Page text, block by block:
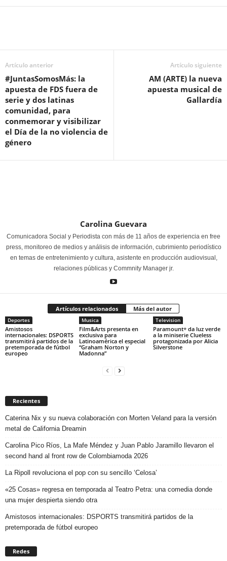
Artículo anterior
#JuntasSomosMás: la
apuesta de FDS fuera de
serie y dos latinas
comunidad, para
conmemorar y visibilizar
el Día de la no violencia de
género
Artículo siguiente
AM (ARTE) la nueva
apuesta musical de
Gallardía
Carolina Guevara
Comunicadora Social y Periodista con más de 11 años de experiencia en free
press, monitoreo de medios y análisis de información, cubrimiento periodístico
en temas de entretenimiento y cultura, asistente en producción audiovisual,
relaciones públicas y Commnity Manager jr.
Artículos relacionados Más del autor
Deportes
Amistosos
internacionales: DSPORTS
transmitirá partidos de la
pretemporada de fútbol
europeo
Musica
Film&Arts presenta en
exclusiva para
Latinoamérica el especial
“Graham Norton y
Madonna”
Television
Paramount+ da luz verde
a la miniserie Clueless
protagonizada por Alicia
Silverstone
Recientes
Caterina Nix y su nueva colaboración con Morten Veland para la versión
metal de California Dreamin
Carolina Pico Ríos, La Mafe Méndez y Juan Pablo Jaramillo llevaron el
second hand al front row de Colombiamoda 2026
La Ripoll revoluciona el pop con su sencillo ‘Celosa’
«25 Cosas» regresa en temporada al Teatro Petra: una comedia donde
una mujer despierta siendo otra
Amistosos internacionales: DSPORTS transmitirá partidos de la
pretemporada de fútbol europeo
Redes